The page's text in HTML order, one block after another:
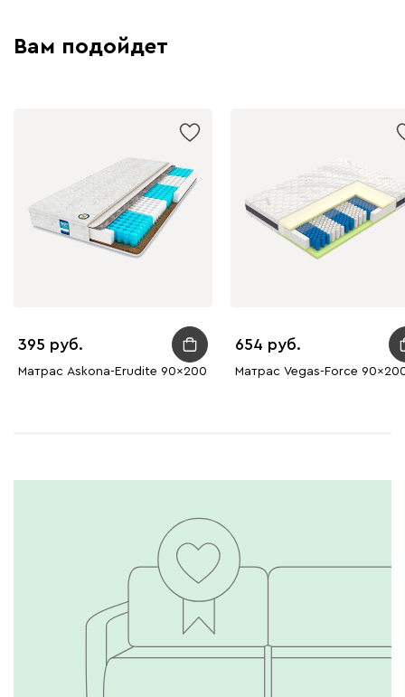
Вам подойдет
395
Матрас Askona-Erudite 90x200
654
Матрас Vegas-Force